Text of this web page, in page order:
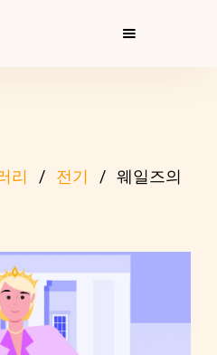
리 전기
웨일즈의